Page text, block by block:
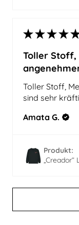
★ ★ ★ ★ ★
Toller Stoff,
Toller Stoff,
sind sehr
Amata G.
Produkt:
„Creador“